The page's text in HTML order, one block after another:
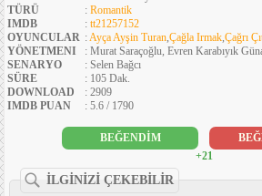
TÜRÜ
: Romantik
IMDB
: tt21257152
OYUNCULAR : Ayça Ayşin Turan Çağla Irmak Çağrı
YÖNETMENI
: Murat Saraçoğlu, Evren Karabıyık
SENARYO
: Selen Bağcı
SÜRE
: 105 Dak.
DOWNLOAD
: 2909
IMDB PUAN
: 5.6 / 1790
BEĞENDİM
+21
İLGİNİZİ ÇEKEBİLİR